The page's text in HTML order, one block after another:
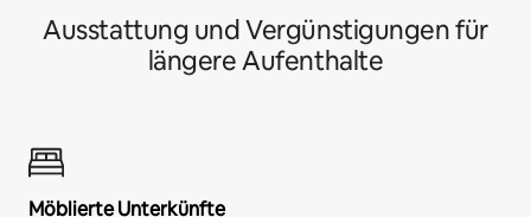
Ausstattung und Vergünstigungen für
längere Aufenthalte
Möblierte Unterkünfte